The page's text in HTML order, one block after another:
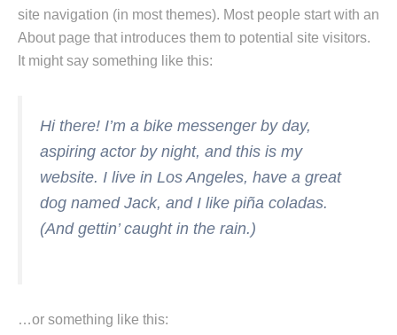
site navigation (in most themes). Most people start with an
About page that introduces them to potential site visitors.
It might say something like this:
Hi there! I’m a bike messenger by day,
aspiring actor by night, and this is my
website. I live in Los Angeles, have a great
dog named Jack, and I like piña coladas.
(And gettin’ caught in the rain.)
…or something like this: